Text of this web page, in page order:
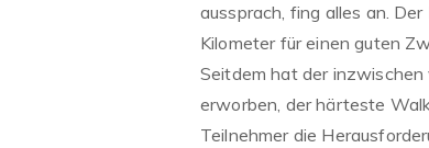
aussprach, fing alles an.
Kilometer für einen guten
Seitdem hat der inzwischen
erworben, der härteste
Teilnehmer die